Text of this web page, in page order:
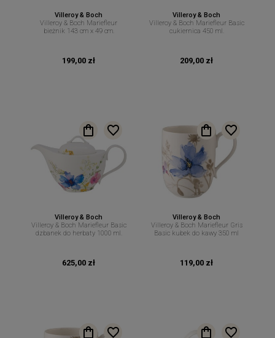
Villeroy & Boch
Villeroy & Boch Mariefleur
bieżnik 143 cm x 49 cm.
199,00 zł
Villeroy & Boch
Villeroy & Boch Mariefleur Basic
cukiernica 450 ml.
209,00 zł
Villeroy & Boch
Villeroy & Boch Mariefleur Basic
dzbanek do herbaty 1000 ml.
625,00 zł
Villeroy & Boch
Villeroy & Boch Mariefleur Gris
Basic kubek do kawy 350 ml
119,00 zł